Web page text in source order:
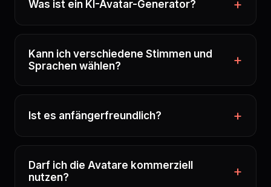
Was ist ein KI-Avatar-Generator?
Kann ich verschiedene Stimmen und
Sprachen wählen?
Ist es anfängerfreundlich?
Darf ich die Avatare kommerziell
nutzen?